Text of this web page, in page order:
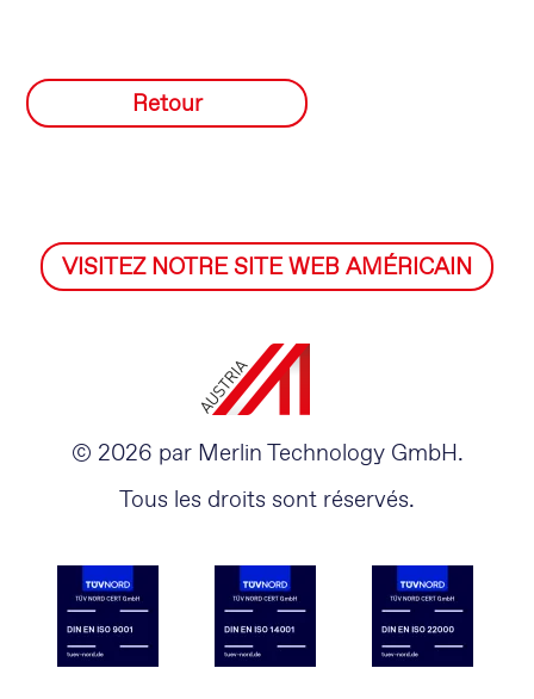
Retour
VISITEZ NOTRE SITE WEB AMÉRICAIN
© 2026 par Merlin Technology GmbH.
Tous les droits sont réservés.